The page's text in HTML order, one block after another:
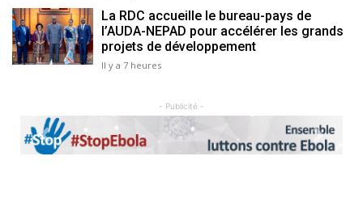
La RDC accueille le bureau-pays de
l’AUDA-NEPAD pour accélérer les grands
projets de développement
Il y a 7 heures
- Publicité -
Previous Next